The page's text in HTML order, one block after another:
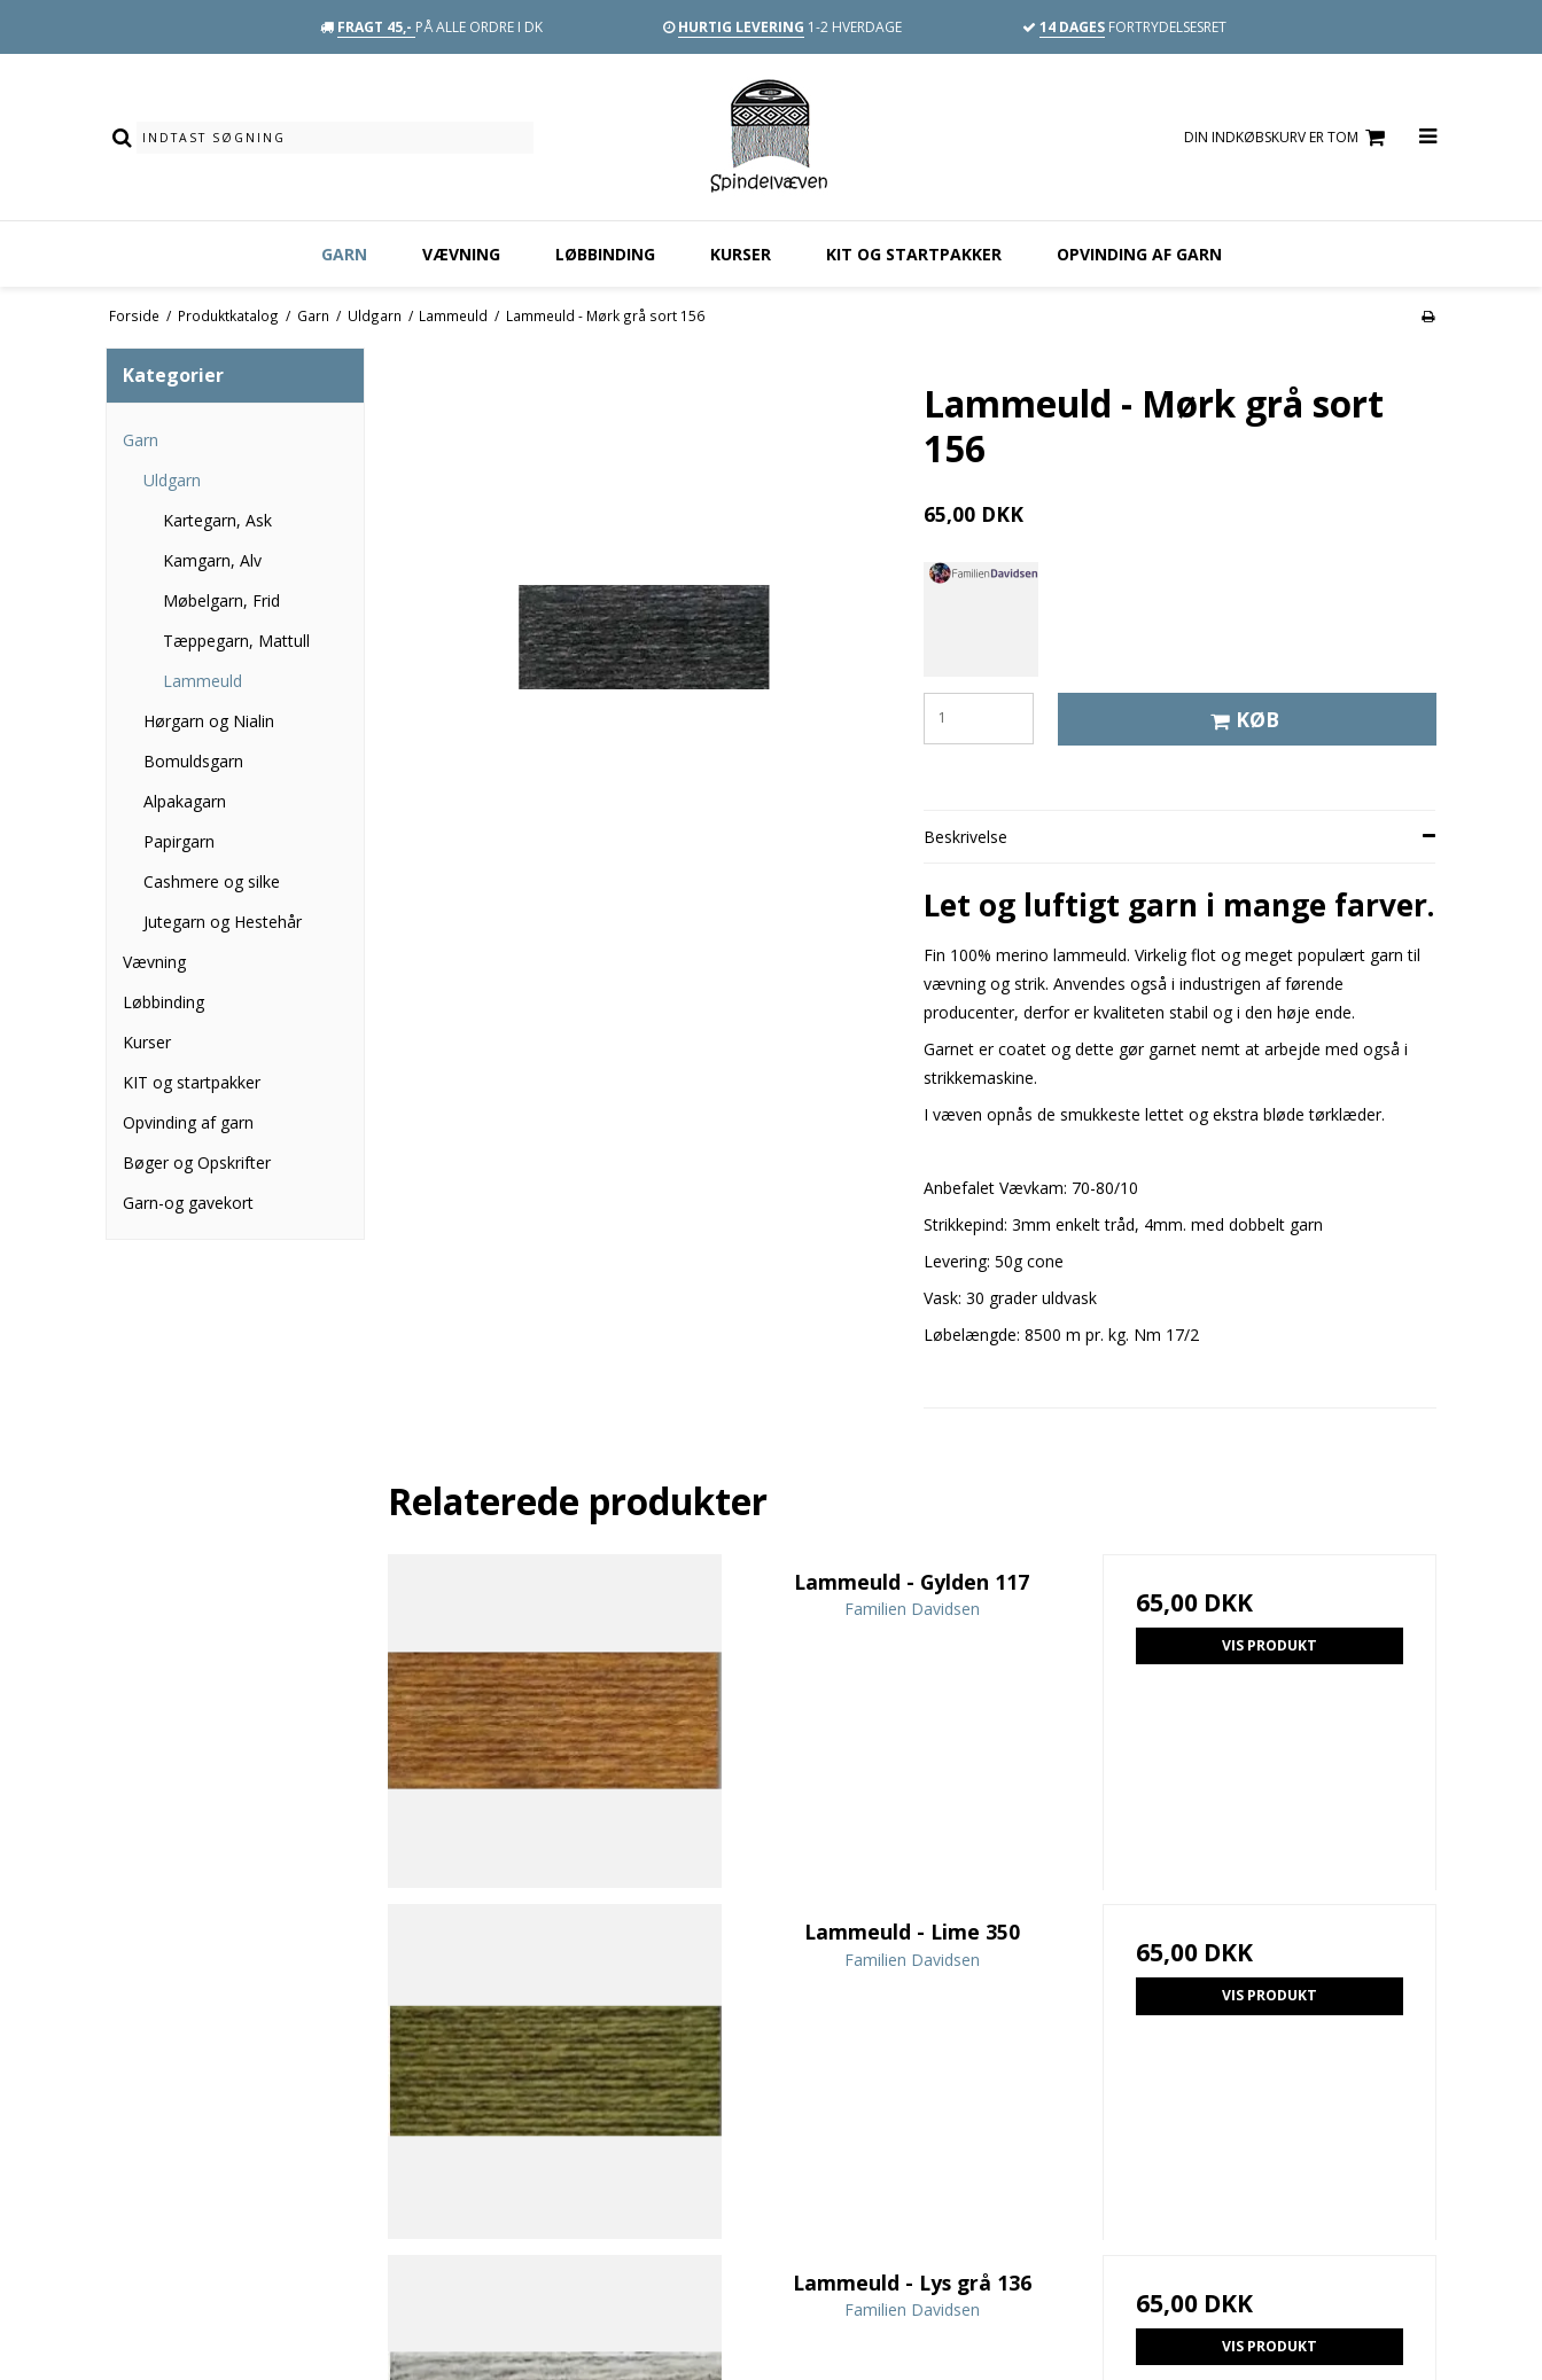
FRAGT 45,- PÅ ALLE ORDRE I DK HURTIG LEVERING 1-2 HVERDAGE 14 DAGESFORTRYDELSESRET
DIN INDKØBSKURV ER TOM
GARN VÆVNING LØBBINDING KURSER KIT OG STARTPAKKER OPVINDING AF GARN
Forside / Produktkatalog / Garn / Uldgarn / Lammeuld / Lammeuld - Mørk grå sort 156
Kategorier
Garn
Uldgarn
Kartegarn, Ask
Kamgarn, Alv
Møbelgarn, Frid
Tæppegarn, Mattull
Lammeuld
Hørgarn og Nialin
Bomuldsgarn
Alpakagarn
Papirgarn
Cashmere og silke
Jutegarn og Hestehår
Vævning
Løbbinding
Kurser
KIT og startpakker
Opvinding af garn
Bøger og Opskrifter
Garn-og gavekort
Lammeuld - Mørk grå sort
156
65,00 DKK
KØB
Beskrivelse
Let og luftigt garn i mange farver.
Fin 100% merino lammeuld. Virkelig flot og meget populært garn til
vævning og strik. Anvendes også i industrigen af førende
producenter, derfor er kvaliteten stabil og i den høje ende.
Garnet er coatet og dette gør garnet nemt at arbejde med også i
strikkemaskine.
I væven opnås de smukkeste lettet og ekstra bløde tørklæder.
Anbefalet Vævkam: 70-80/10
Strikkepind: 3mm enkelt tråd, 4mm. med dobbelt garn
Levering: 50g cone
Vask: 30 grader uldvask
Løbelængde: 8500 m pr. kg. Nm 17/2
Relaterede produkter
Lammeuld - Gylden 117
Familien Davidsen 65,00 DKK
VIS PRODUKT
Lammeuld - Lime 350
Familien Davidsen 65,00 DKK
VIS PRODUKT
Lammeuld - Lys grå 136
Familien Davidsen 65,00 DKK
VIS PRODUKT